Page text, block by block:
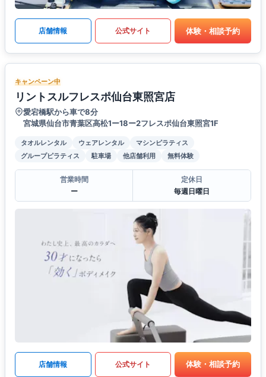
店舗情報 公式サイト 体験・相談予約
キャンペーン中
リントスルフレスポ仙台東照宮店
愛宕橋駅から車で8分
宮城県仙台市青葉区高松1ー18ー2フレスポ仙台東照宮1F
タオルレンタル ウェアレンタル
マシンピラティス
グループピラティス
駐車場 他店舗利用 無料体験
営業時間
ー
定休日
毎週日曜日
店舗情報 公式サイト 体験・相談予約